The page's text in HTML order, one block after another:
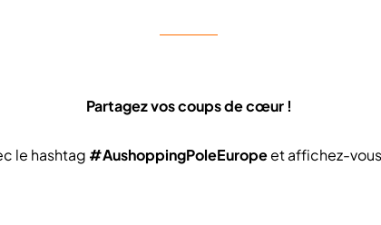
Partagez vos coups de cœur !
le hashtag #AushoppingPoleEuropeet affichez-